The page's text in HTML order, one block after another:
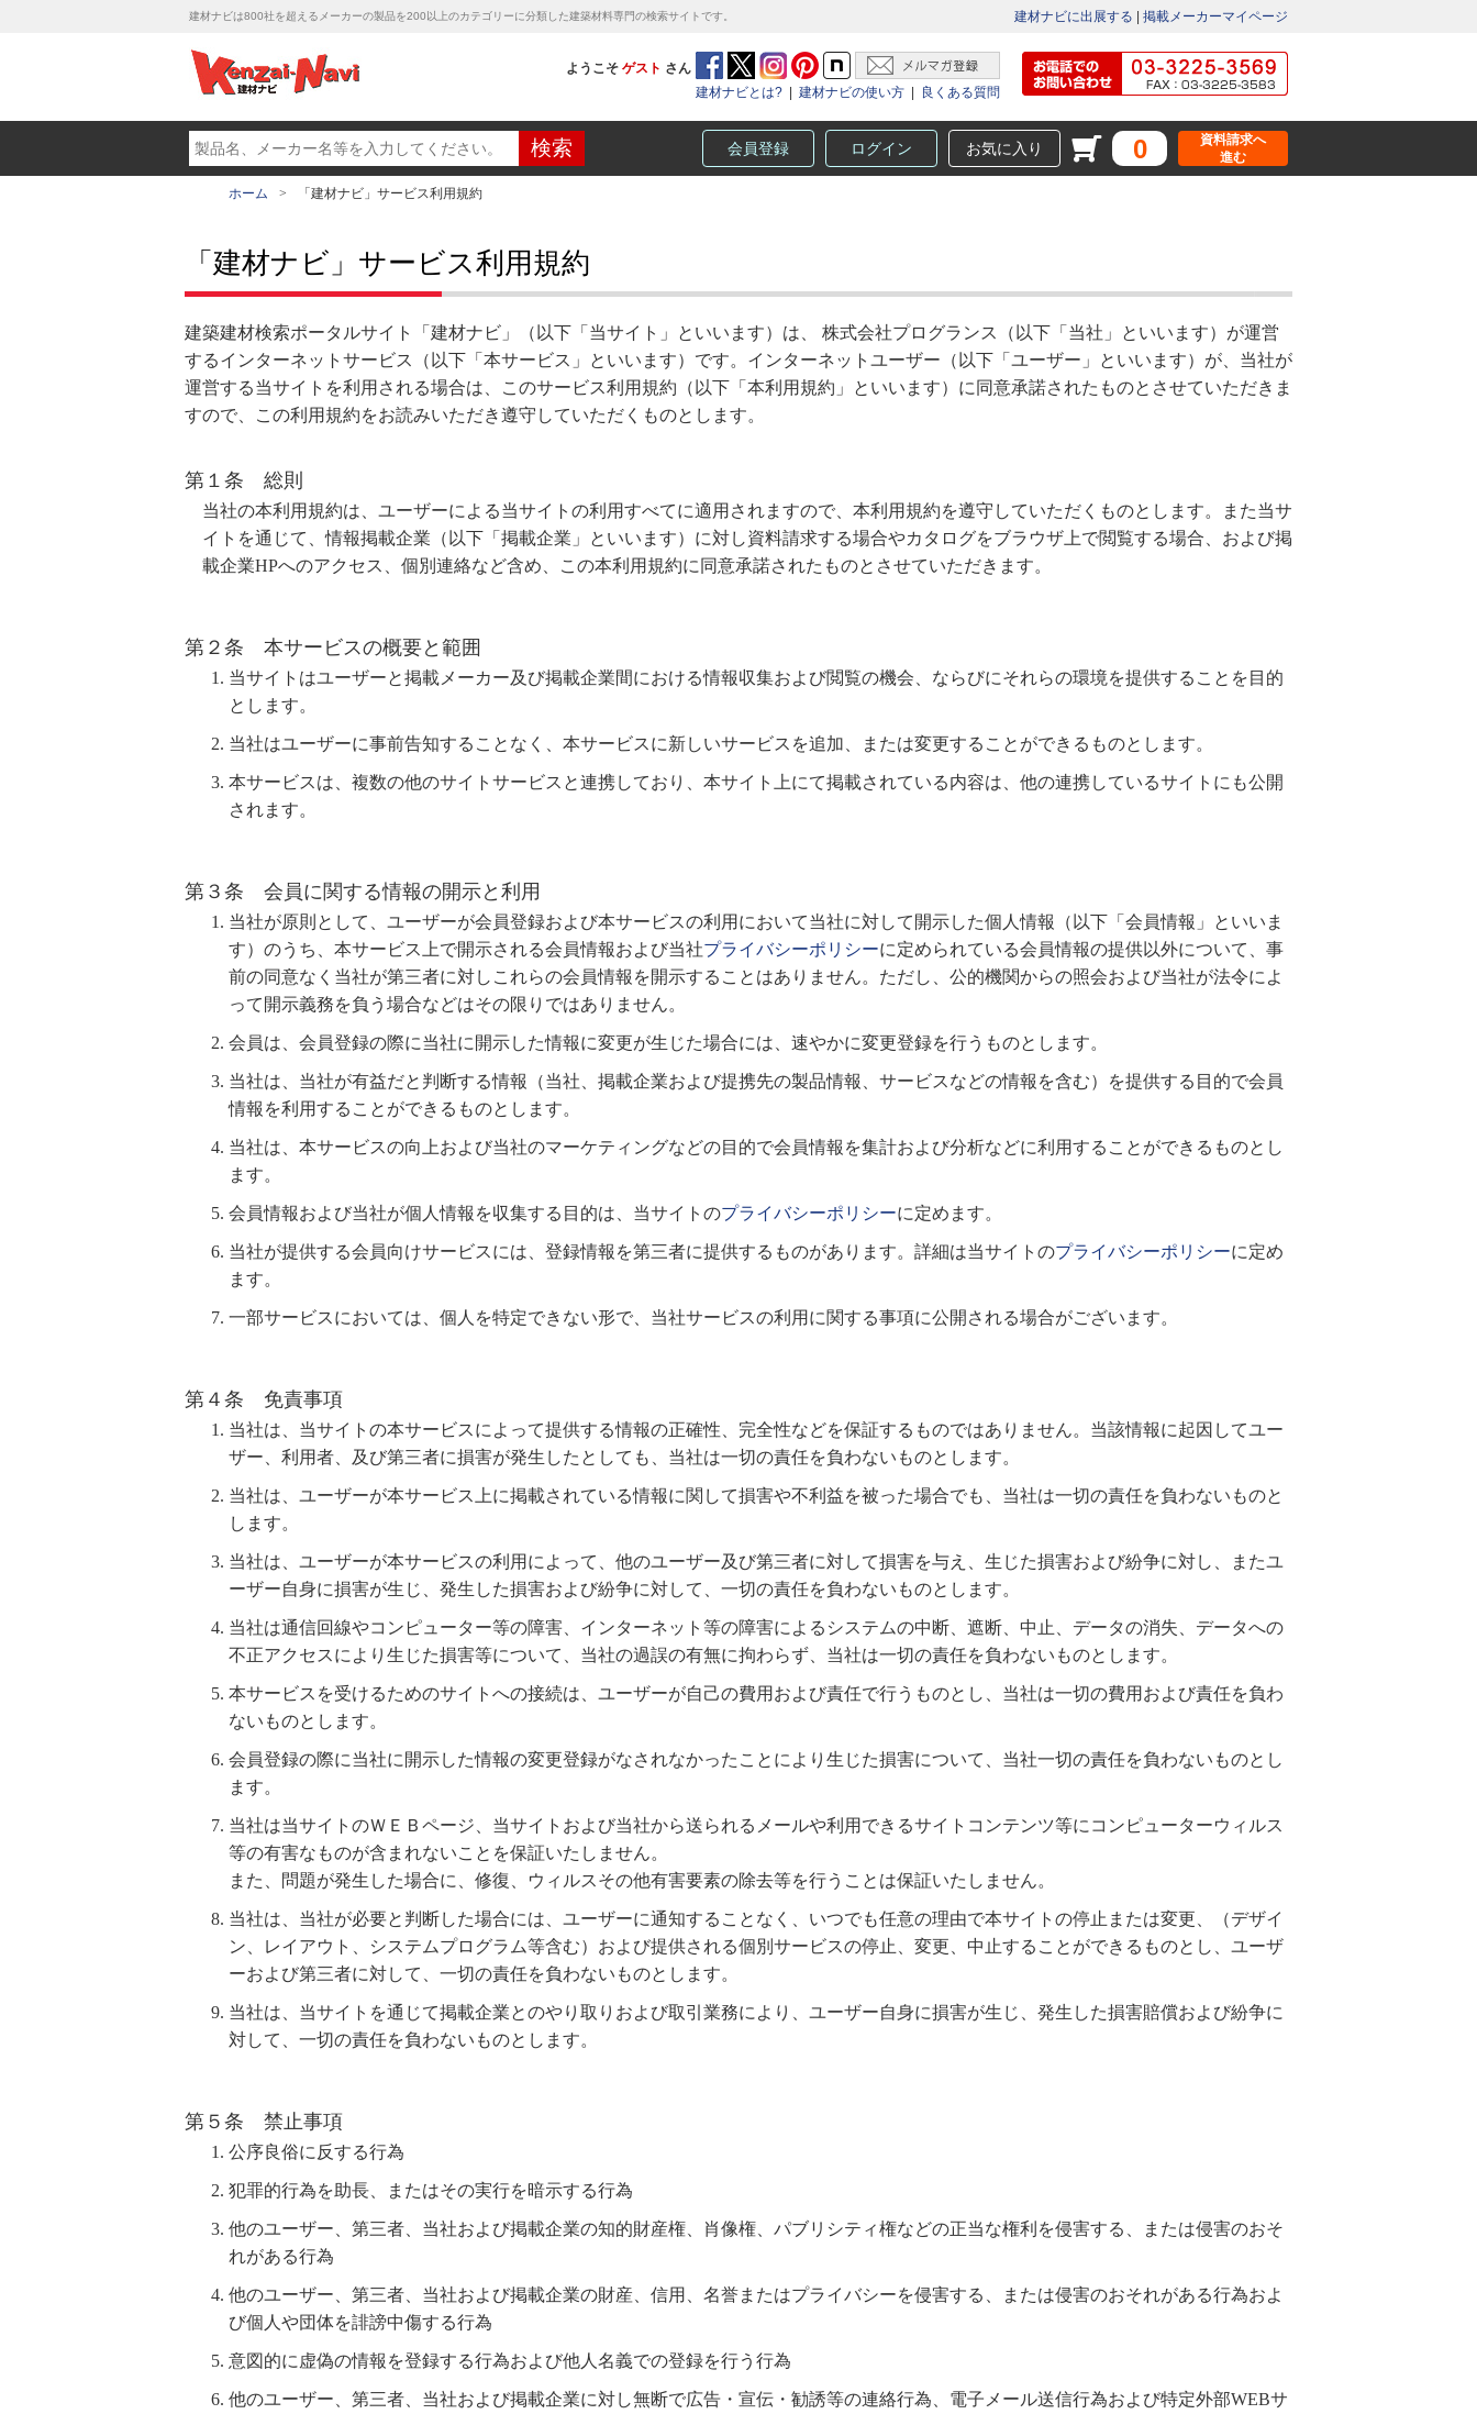
建材ナビは800社を超えるメーカーの製品を200以上のカテゴリーに分類した建築材料専門の検索サイトです。 建材ナビに出展する 掲載メーカーマイページ
ようこそ ゲスト さん
建材ナビとは?
建材ナビの使い方 良くある質問
会員登録 ログイン お気に入り 0
資料請求へ
進む
ホーム 「建材ナビ」サービス利用規約
「建材ナビ」サービス利用規約
建築建材検索ポータルサイト「建材ナビ」（以下「当サイト」といいます）は、 株式会社プログランス（以下「当社」といいます）が運営
するインターネットサービス（以下「本サービス」といいます）です。インターネットユーザー（以下「ユーザー」といいます）が、当社が
運営する当サイトを利用される場合は、このサービス利用規約（以下「本利用規約」といいます）に同意承諾されたものとさせていただきま
すので、この利用規約をお読みいただき遵守していただくものとします。
第１条 総則
当社の本利用規約は、ユーザーによる当サイトの利用すべてに適用されますので、本利用規約を遵守していただくものとします。また当サ
イトを通じて、情報掲載企業（以下「掲載企業」といいます）に対し資料請求する場合やカタログをブラウザ上で閲覧する場合、および掲
載企業HPへのアクセス、個別連絡など含め、この本利用規約に同意承諾されたものとさせていただきます。
第２条 本サービスの概要と範囲
当サイトはユーザーと掲載メーカー及び掲載企業間における情報収集および閲覧の機会、ならびにそれらの環境を提供することを目的
とします。
当社はユーザーに事前告知することなく、本サービスに新しいサービスを追加、または変更することができるものとします。
本サービスは、複数の他のサイトサービスと連携しており、本サイト上にて掲載されている内容は、他の連携しているサイトにも公開
されます。
第３条 会員に関する情報の開示と利用
当社が原則として、ユーザーが会員登録および本サービスの利用において当社に対して開示した個人情報（以下「会員情報」といいま
す）のうち、本サービス上で開示される会員情報および当社プライバシーポリシーに定められている会員情報の提供以外について、事
前の同意なく当社が第三者に対しこれらの会員情報を開示することはありません。ただし、公的機関からの照会および当社が法令によ
って開示義務を負う場合などはその限りではありません。
会員は、会員登録の際に当社に開示した情報に変更が生じた場合には、速やかに変更登録を行うものとします。
当社は、当社が有益だと判断する情報（当社、掲載企業および提携先の製品情報、サービスなどの情報を含む）を提供する目的で会員
情報を利用することができるものとします。
当社は、本サービスの向上および当社のマーケティングなどの目的で会員情報を集計および分析などに利用することができるものとし
ます。
会員情報および当社が個人情報を収集する目的は、当サイトのプライバシーポリシーに定めます。
当社が提供する会員向けサービスには、登録情報を第三者に提供するものがあります。詳細は当サイトのプライバシーポリシーに定め
ます。
一部サービスにおいては、個人を特定できない形で、当社サービスの利用に関する事項に公開される場合がございます。
第４条 免責事項
当社は、当サイトの本サービスによって提供する情報の正確性、完全性などを保証するものではありません。当該情報に起因してユー
ザー、利用者、及び第三者に損害が発生したとしても、当社は一切の責任を負わないものとします。
当社は、ユーザーが本サービス上に掲載されている情報に関して損害や不利益を被った場合でも、当社は一切の責任を負わないものと
します。
当社は、ユーザーが本サービスの利用によって、他のユーザー及び第三者に対して損害を与え、生じた損害および紛争に対し、またユ
ーザー自身に損害が生じ、発生した損害および紛争に対して、一切の責任を負わないものとします。
当社は通信回線やコンピューター等の障害、インターネット等の障害によるシステムの中断、遮断、中止、データの消失、データへの
不正アクセスにより生じた損害等について、当社の過誤の有無に拘わらず、当社は一切の責任を負わないものとします。
本サービスを受けるためのサイトへの接続は、ユーザーが自己の費用および責任で行うものとし、当社は一切の費用および責任を負わ
ないものとします。
会員登録の際に当社に開示した情報の変更登録がなされなかったことにより生じた損害について、当社一切の責任を負わないものとし
ます。
当社は当サイトのＷＥＢページ、当サイトおよび当社から送られるメールや利用できるサイトコンテンツ等にコンピューターウィルス
等の有害なものが含まれないことを保証いたしません。
また、問題が発生した場合に、修復、ウィルスその他有害要素の除去等を行うことは保証いたしません。
当社は、当社が必要と判断した場合には、ユーザーに通知することなく、いつでも任意の理由で本サイトの停止または変更、（デザイ
ン、レイアウト、システムプログラム等含む）および提供される個別サービスの停止、変更、中止することができるものとし、ユーザ
ーおよび第三者に対して、一切の責任を負わないものとします。
当社は、当サイトを通じて掲載企業とのやり取りおよび取引業務により、ユーザー自身に損害が生じ、発生した損害賠償および紛争に
対して、一切の責任を負わないものとします。
第５条 禁止事項
公序良俗に反する行為
犯罪的行為を助長、またはその実行を暗示する行為
他のユーザー、第三者、当社および掲載企業の知的財産権、肖像権、パブリシティ権などの正当な権利を侵害する、または侵害のおそ
れがある行為
他のユーザー、第三者、当社および掲載企業の財産、信用、名誉またはプライバシーを侵害する、または侵害のおそれがある行為およ
び個人や団体を誹謗中傷する行為
意図的に虚偽の情報を登録する行為および他人名義での登録を行う行為
他のユーザー、第三者、当社および掲載企業に対し無断で広告・宣伝・勧誘等の連絡行為、電子メール送信行為および特定外部WEBサ